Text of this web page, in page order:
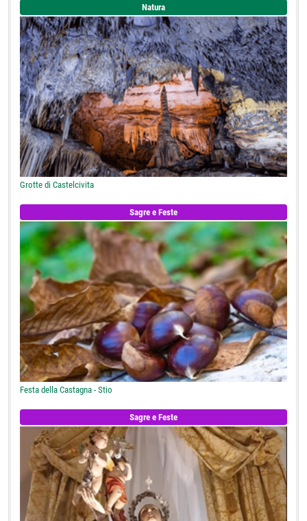
Natura
Grotte di Castelcivita
Sagre e Feste
Festa della Castagna - Stio
Sagre e Feste